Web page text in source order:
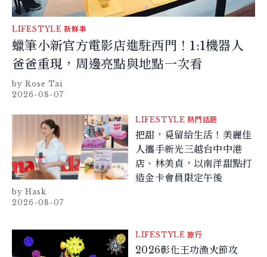
LIFESTYLE 新鮮事
蠟筆小新官方電影店進駐西門！1:1機器人
爸爸重現，周邊亮點與地點一次看
Rose Tai
2026-08-07
LIFESTYLE 熱門話題
把甜，覓留給生活！美麗佳
人攜手新光三越台中中港
店、林美貞，以南洋甜點打
造金卡會員限定午後
Hask
2026-08-07
LIFESTYLE 旅行
2026彰化王功漁火節攻